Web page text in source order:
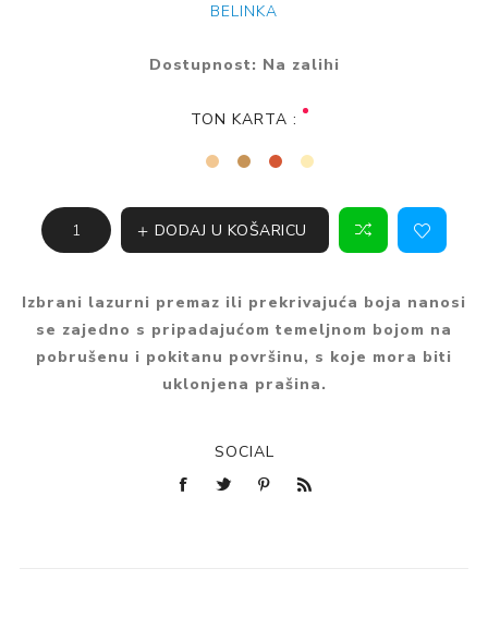
BELINKA
Dostupnost: Na zalihi
TON KARTA :
DODAJ U KOŠARICU
Izbrani lazurni premaz ili prekrivajuća boja nanosi
se zajedno s pripadajućom temeljnom bojom na
pobrušenu i pokitanu površinu, s koje mora biti
uklonjena prašina.
SOCIAL